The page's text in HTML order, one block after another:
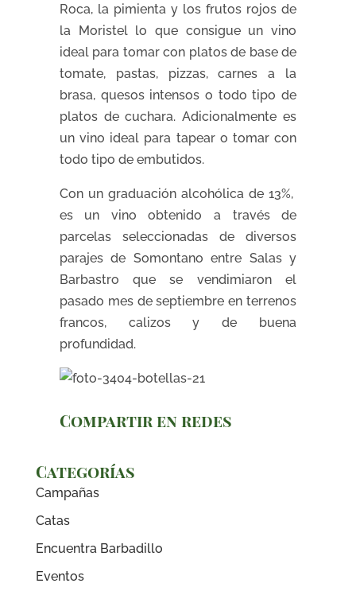
Roca, la pimienta y los frutos rojos de
la Moristel lo que consigue un vino
ideal para tomar con platos de base de
tomate, pastas, pizzas, carnes a la
brasa, quesos intensos o todo tipo de
platos de cuchara. Adicionalmente es
un vino ideal para tapear o tomar con
todo tipo de embutidos.
Con un graduación alcohólica de 13%,
es un vino obtenido a través de
parcelas seleccionadas de diversos
parajes de Somontano entre Salas y
Barbastro que se vendimiaron el
pasado mes de septiembre en terrenos
francos, calizos y de buena
profundidad.
Compartir en redes
Categorías
Campañas
Catas
Encuentra Barbadillo
Eventos